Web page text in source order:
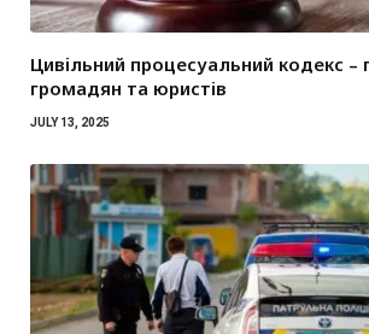
Цивільний процесуальний кодекс –
громадян та юристів
JULY 13, 2025